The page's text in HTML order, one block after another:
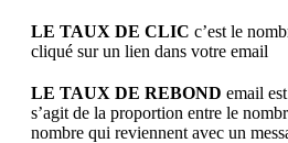
LE TAUX DE CLIC c’est le
cliqué sur un lien dans votre email
LE TAUX DE REBOND email
s’agit de la proportion entre le
nombre qui reviennent avec un